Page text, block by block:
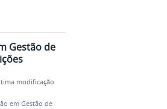
Gestão de
modificação
em Gestão de